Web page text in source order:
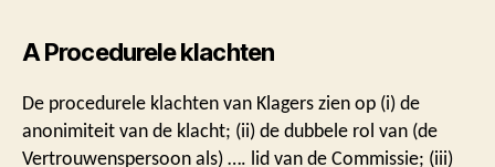
A Procedurele klachten
De procedurele klachten van Klagers zien op (i) de
anonimiteit van de klacht; (ii) de dubbele rol van (de
Vertrouwenspersoon als) …. lid van de Commissie; (iii)